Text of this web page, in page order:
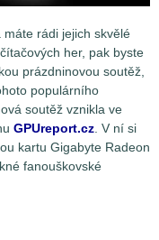
máte rádi jejich skvělé
her, pak byste
prázdninovou soutěž,
populárního
soutěž vznikla ve
GPUreport.cz. V ní si
kartu Gigabyte Radeon
fanouškovské